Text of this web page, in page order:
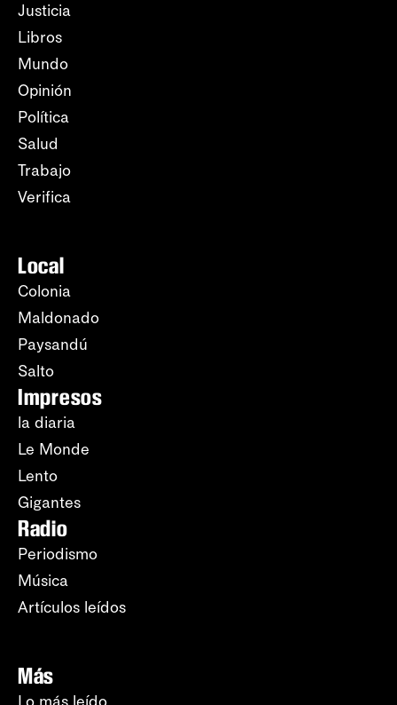
Justicia
Libros
Mundo
Opinión
Política
Salud
Trabajo
Verifica
Local
Colonia
Maldonado
Paysandú
Salto
Impresos
la diaria
Le Monde
Lento
Gigantes
Radio
Periodismo
Música
Artículos leídos
Más